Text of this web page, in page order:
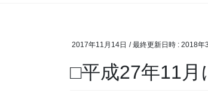
2017年11月14日 / 最終更新日時 : 2018年
□平成27年11月